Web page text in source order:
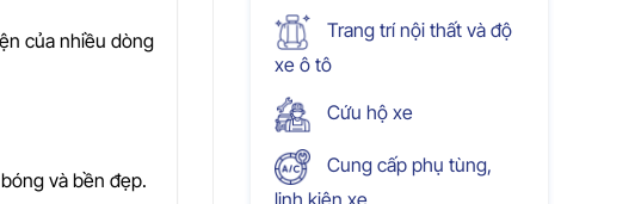
của nhiều dòng
và bền đẹp.
Trang trí nội thất và độ
xe ô tô
Cứu hộ xe
Cung cấp phụ tùng,